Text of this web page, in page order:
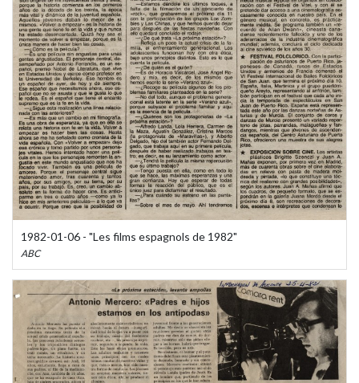
1982-01-06 - "Les films espagnols de 1982"
ABC